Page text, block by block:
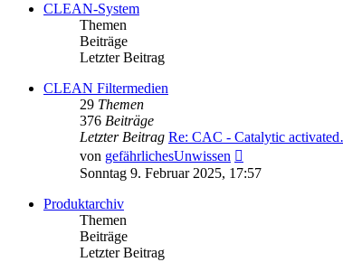
CLEAN-System
Themen
Beiträge
Letzter Beitrag
CLEAN Filtermedien
29 Themen
376 Beiträge
Letzter Beitrag Re: CAC - Catalytic
von gefährlichesUnwissen
Beitrag
Sonntag 9. Februar 2025, 17:57
Produktarchiv
Themen
Beiträge
Letzter Beitrag